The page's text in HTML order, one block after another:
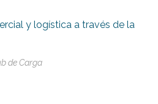
y logística a través de la
de Carga